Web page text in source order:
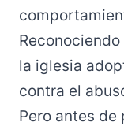
la iglesia
contra el
Pero antes de